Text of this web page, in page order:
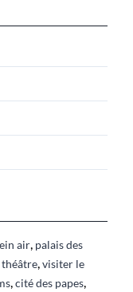
air, palais des
,visiter le
,cité des papes,